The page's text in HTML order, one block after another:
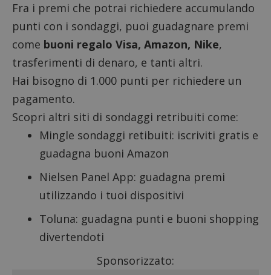
Fra i premi che potrai richiedere accumulando
punti con i sondaggi, puoi guadagnare premi
come buoni regalo Visa, Amazon, Nike,
trasferimenti di denaro, e tanti altri.
Hai bisogno di 1.000 punti per richiedere un
pagamento.
Scopri altri siti di sondaggi retribuiti come:
Mingle sondaggi retibuiti: iscriviti gratis e
guadagna buoni Amazon
Nielsen Panel App: guadagna premi
utilizzando i tuoi dispositivi
Toluna: guadagna punti e buoni shopping
divertendoti
Sponsorizzato: